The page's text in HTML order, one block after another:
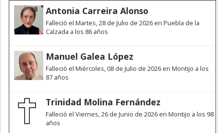
Antonia Carreira Alonso
Falleció el Martes, 28 de Julio de 2026 en Puebla de la
Calzada a los 86 años
Manuel Galea López
Falleció el Miércoles, 08 de Julio de 2026 en Montijo a los
87 años
Trinidad Molina Fernández
Falleció el Viernes, 26 de Junio de 2026 en Montijo a los 98
años